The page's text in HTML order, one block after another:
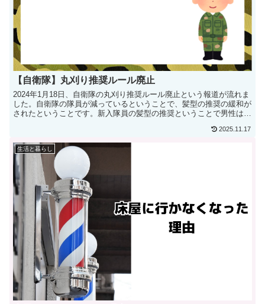
【自衛隊】丸刈り推奨ルール廃止
2024年1月18日、自衛隊の丸刈り推奨ルール廃止という報道が流れま
した。自衛隊の隊員が減っているということで、髪型の推奨の緩和が
されたということです。新入隊員の髪型の推奨ということで男性は丸
2025.11.17
生活と暮らし